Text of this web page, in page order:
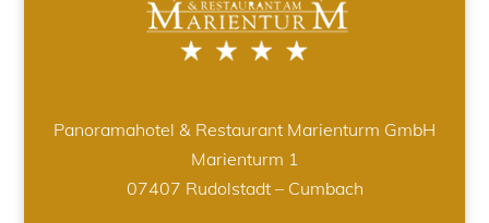
Panoramahotel & Restaurant Marienturm GmbH
Marienturm 1
07407 Rudolstadt – Cumbach